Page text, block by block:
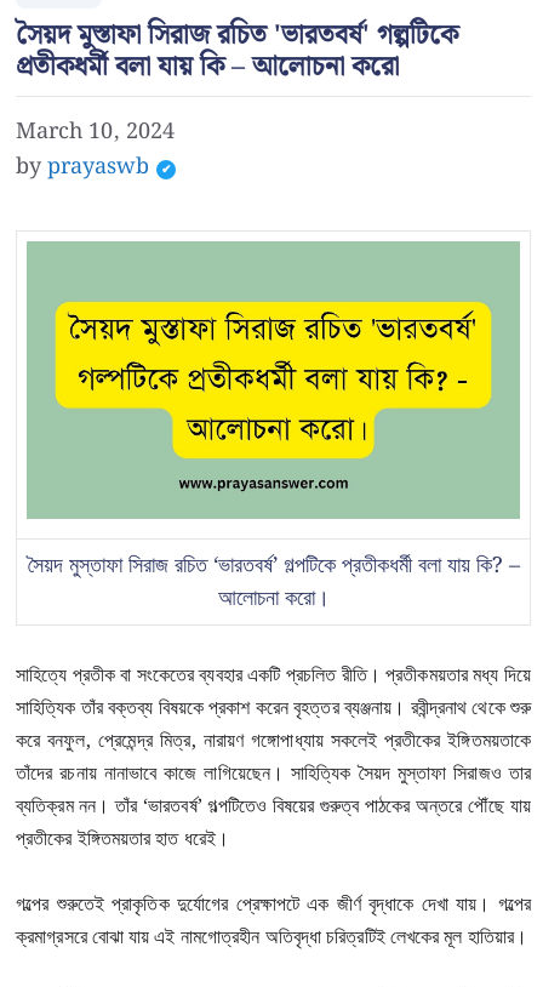
সৈয়দ মুস্তাফা সিরাজ রচিত 'ভারতবর্ষ' গল্পটিকে
প্রতীকধর্মী বলা যায় কি – আলোচনা করো
March 10, 2024
byprayaswb
সৈয়দ মুস্তাফা সিরাজ রচিত ‘ভারতবর্ষ’ গল্পটিকে প্রতীকধর্মী বলা যায় কি? –
আলোচনা করো।
সাহিত্যে প্রতীক বা সংকেতের ব্যবহার একটি প্রচলিত রীতি। প্রতীকময়তার মধ্য দিয়ে
সাহিত্যিক তাঁর বক্তব্য বিষয়কে প্রকাশ করেন বৃহত্তর ব্যঞ্জনায়। রবীন্দ্রনাথ থেকে শুরু
করে বনফুল, প্রেমেন্দ্র মিত্র, নারায়ণ গঙ্গোপাধ্যায় সকলেই প্রতীকের ইঙ্গিতময়তাকে
তাঁদের রচনায় নানাভাবে কাজে লাগিয়েছেন। সাহিত্যিক সৈয়দ মুস্তাফা সিরাজও তার
ব্যতিক্রম নন। তাঁর ‘ভারতবর্ষ’ গল্পটিতেও বিষয়ের গুরুত্ব পাঠকের অন্তরে পৌঁছে যায়
প্রতীকের ইঙ্গিতময়তার হাত ধরেই।
গল্পের শুরুতেই প্রাকৃতিক দুর্যোগের প্রেক্ষাপটে এক জীর্ণ বৃদ্ধাকে দেখা যায়। গল্পের
ক্রমাগ্রসরে বোঝা যায় এই নামগোত্রহীন অতিবৃদ্ধা চরিত্রটিই লেখকের মূল হাতিয়ার।